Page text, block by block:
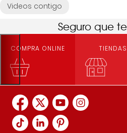
Videos contigo
Seguro que
COMPRA ONLINE TIENDAS